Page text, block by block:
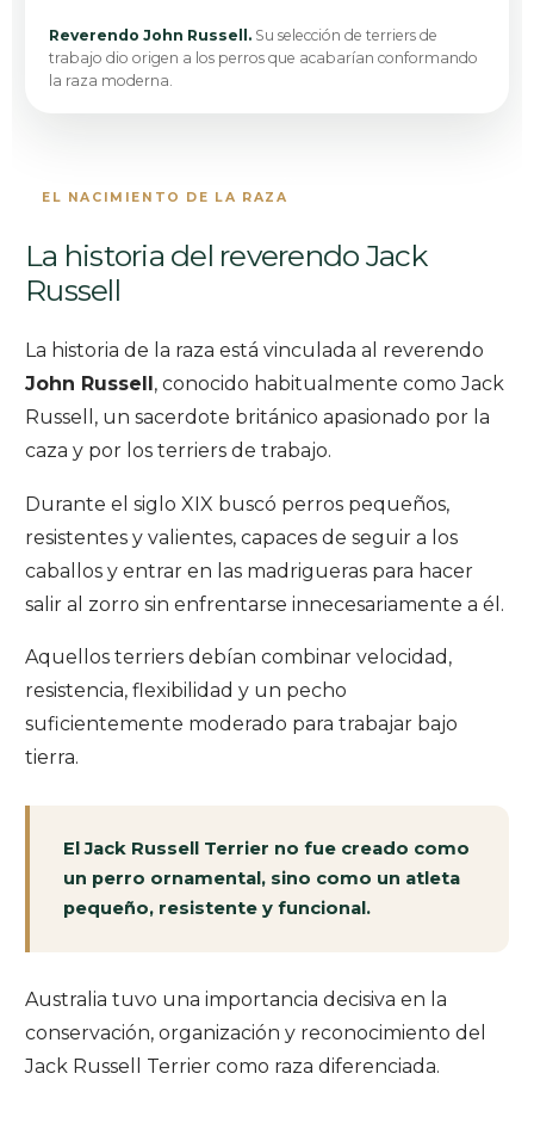
Reverendo John Russell. Su selección de terriers de
trabajo dio origen a los perros que acabarían conformando
la raza moderna.
EL NACIMIENTO DE LA RAZA
La historia del reverendo Jack
Russell
La historia de la raza está vinculada al reverendo
John Russell , conocido habitualmente como Jack
Russell, un sacerdote británico apasionado por la
caza y por los terriers de trabajo.
Durante el siglo XIX buscó perros pequeños,
resistentes y valientes, capaces de seguir a los
caballos y entrar en las madrigueras para hacer
salir al zorro sin enfrentarse innecesariamente a él.
Aquellos terriers debían combinar velocidad,
resistencia, flexibilidad y un pecho
suficientemente moderado para trabajar bajo
tierra.
El Jack Russell Terrier no fue creado como
un perro ornamental, sino como un atleta
pequeño, resistente y funcional.
Australia tuvo una importancia decisiva en la
conservación, organización y reconocimiento del
Jack Russell Terrier como raza diferenciada.